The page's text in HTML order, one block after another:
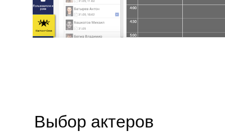
Выбор актеров